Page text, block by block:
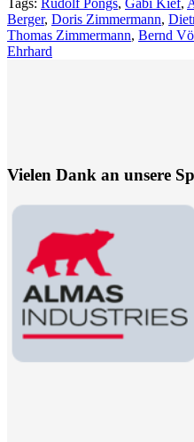
Berger, Doris Zimmermann,
Thomas Zimmermann, Bernd
Ehrhard
Vielen Dank an unsere